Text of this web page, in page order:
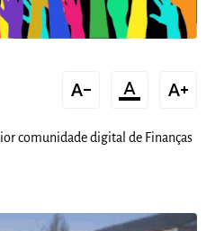
text_decrease format_color_text text_increase
comunidade digital de Finanças